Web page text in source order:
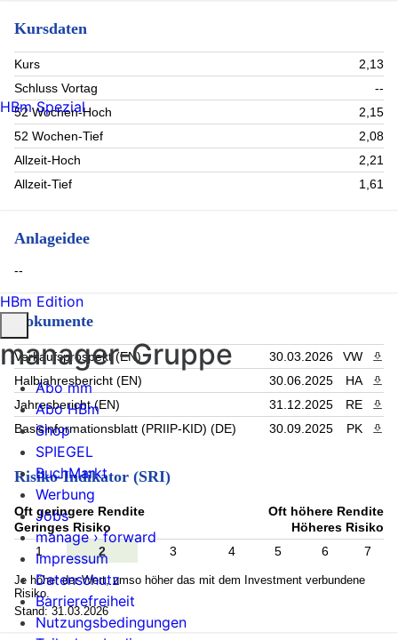
Kursdaten
Kurs
2,13
Schluss Vortag
--
52 Wochen-Hoch
2,15
52 Wochen-Tief
2,08
Allzeit-Hoch
2,21
Allzeit-Tief
1,61
Anlageidee
--
Dokumente
Verkaufsprospekt (EN) 30.03.2026 VW
Halbjahresbericht (EN)
30.06.2025 HA
Jahresbericht (EN)
31.12.2025 RE
Basisinformationsblatt (PRIIP-KID) (DE)
30.09.2025 PK
Risiko-Indikator (SRI)
Oft geringere Rendite
Geringes Risiko
Oft höhere Rendite
Höheres Risiko
1
2 3 4 5 6 7
Je höher der Wert, umso höher das mit dem Investment verbundene
Risiko.
Stand: 31.03.2026
HBm Spezial
HBm Edition
manager-Gruppe
Abo mm
Abo HBm
Shop
SPIEGEL
BuchMarkt
Werbung
Jobs
manage › forward
Impressum
Datenschutz
Barrierefreiheit
Nutzungsbedingungen